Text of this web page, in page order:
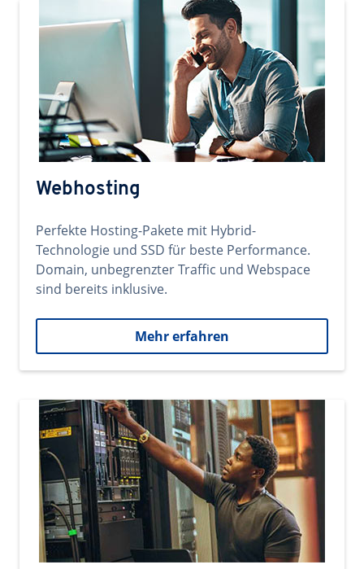
Webhosting
Perfekte Hosting-Pakete mit Hybrid-
Technologie und SSD für beste Performance.
Domain, unbegrenzter Traffic und Webspace
sind bereits inklusive.
Mehr erfahren